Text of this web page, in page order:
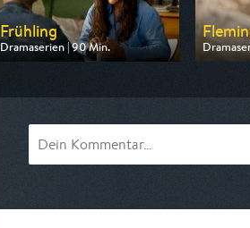
Frühling
Dramaserien | 90 Min.
Ausgestrahlt von ZDF